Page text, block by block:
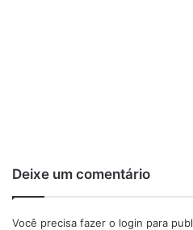
Deixe um comentário
Você precisa fazer o login para